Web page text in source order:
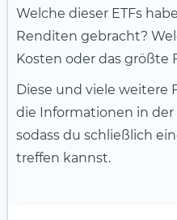
Welche dieser ETFs
Renditen gebracht?
Kosten oder das größte
Diese und viele weitere
die Informationen in
sodass du schließlich
treffen kannst.